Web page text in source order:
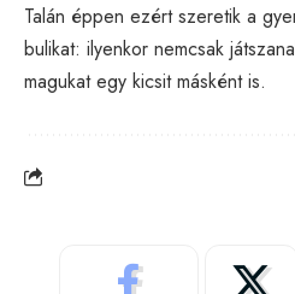
Talán éppen ezért szeretik a
bulikat: ilyenkor nemcsak
magukat egy kicsit másként is.